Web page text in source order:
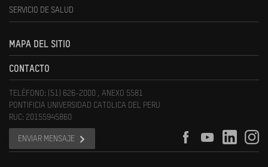
SERVICIO DE SALUD
MAPA DEL SITIO
CONTACTO
TELÉFONO: (51) 626-2000 , ANEXO 5581
PONTIFICIA UNIVERSIDAD CATOLICA DEL PERU
RUC: 20155945860
ENVIAR MENSAJE